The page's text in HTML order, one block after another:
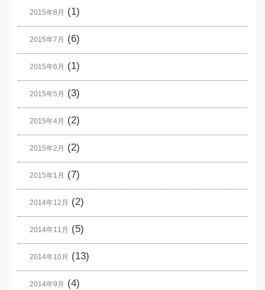
2015年8月 (1)
2015年7月 (6)
2015年6月 (1)
2015年5月 (3)
2015年4月 (2)
2015年2月 (2)
2015年1月 (7)
2014年12月 (2)
2014年11月 (5)
2014年10月 (13)
2014年9月 (4)